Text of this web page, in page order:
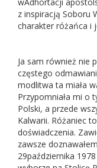
z inspiracją Soboru
charakter różańca i
Ja sam również nie
częstego
modlitwa ta miała
Przypomniała mi o
Polski, a przede
Kalwarii. Różaniec
doświadczenia.
zawsze
29października